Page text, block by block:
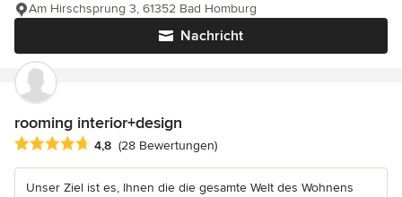
Nachricht
Am Hirschsprung 3, 61352 Bad Homburg
rooming interior+design
Durchschnittliche Bewertung: 4.8 von 5 Sternen
4,8 (28 Bewertungen)
Unser Ziel ist es, Ihnen die die gesamte Welt des Wohnens